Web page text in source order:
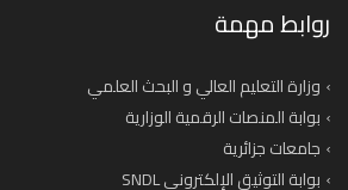
روابط مهمة
وزارة التعليم العالي و البحث العلمي
بوابة المنصات الرقمية الوزارية
جامعات جزائرية
بوابة التوثيق الإلكتروني SNDL